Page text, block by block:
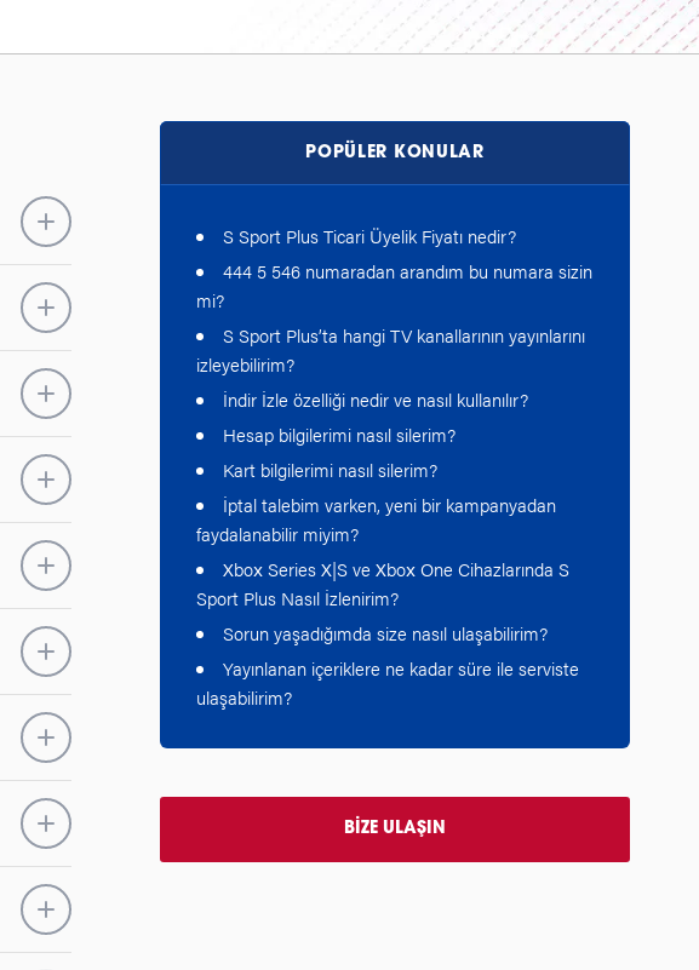
POPÜLER KONULAR
S Sport Plus Ticari Üyelik Fiyatı nedir?
444 5 546 numaradan arandım bu numara sizin
mi?
S Sport Plus’ta hangi TV kanallarının yayınlarını
izleyebilirim?
İndir İzle özelliği nedir ve nasıl kullanılır?
Hesap bilgilerimi nasıl silerim?
Kart bilgilerimi nasıl silerim?
İptal talebim varken, yeni bir kampanyadan
faydalanabilir miyim?
Xbox Series X|S ve Xbox One Cihazlarında S
Sport Plus Nasıl İzlenirim?
Sorun yaşadığımda size nasıl ulaşabilirim?
Yayınlanan içeriklere ne kadar süre ile serviste
ulaşabilirim?
BİZE ULAŞIN